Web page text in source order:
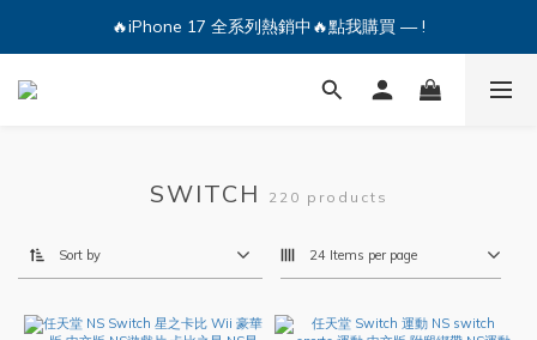
🔥iPhone 17 全系列熱銷中🔥點我購買 — !
🔥iPhone 17 全系列熱銷中🔥點我購買 — !
💕加入Q哥 Line 新好友領優惠券！🎫
SWITCH 220 products
Sort by 24 Items per page